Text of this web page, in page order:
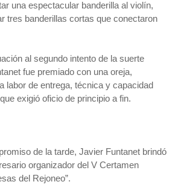
una espectacular banderilla al violín,
tres banderillas cortas que conectaron
al segundo intento de la suerte
fue premiado con una oreja,
labor de entrega, técnica y capacidad
exigió oficio de principio a fin.
de la tarde, Javier Funtanet brindó
organizador del V Certamen
del Rejoneo”.